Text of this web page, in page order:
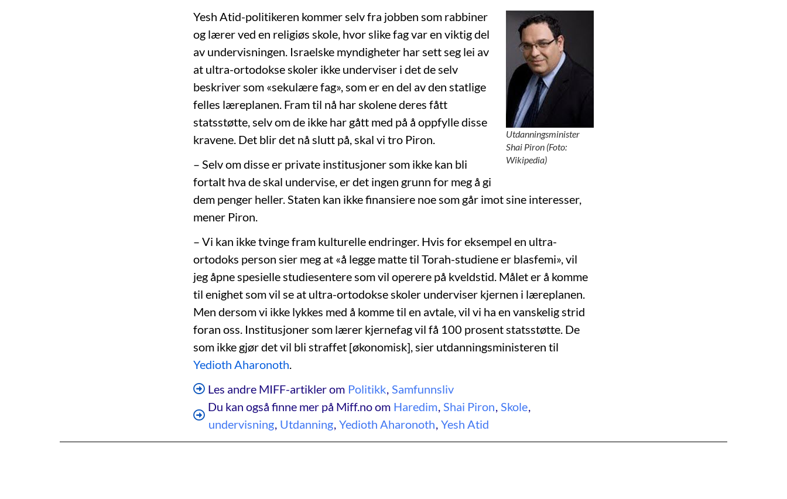
Utdanningsminister
Shai Piron (Foto:
Wikipedia)
Yesh Atid-politikeren kommer selv fra jobben som rabbiner
og lærer ved en religiøs skole, hvor slike fag var en viktig del
av undervisningen. Israelske myndigheter har sett seg lei av
at ultra-ortodokse skoler ikke underviser i det de selv
beskriver som «sekulære fag», som er en del av den statlige
felles læreplanen. Fram til nå har skolene deres fått
statsstøtte, selv om de ikke har gått med på å oppfylle disse
kravene. Det blir det nå slutt på, skal vi tro Piron.
– Selv om disse er private institusjoner som ikke kan bli
fortalt hva de skal undervise, er det ingen grunn for meg å gi
dem penger heller. Staten kan ikke finansiere noe som går imot sine interesser,
mener Piron.
– Vi kan ikke tvinge fram kulturelle endringer. Hvis for eksempel en ultra-
ortodoks person sier meg at «å legge matte til Torah-studiene er blasfemi», vil
jeg åpne spesielle studiesentere som vil operere på kveldstid. Målet er å komme
til enighet som vil se at ultra-ortodokse skoler underviser kjernen i læreplanen.
Men dersom vi ikke lykkes med å komme til en avtale, vil vi ha en vanskelig strid
foran oss. Institusjoner som lærer kjernefag vil få 100 prosent statsstøtte. De
som ikke gjør det vil bli straffet [økonomisk], sier utdanningsministeren til
Yedioth Aharonoth.
Les andre MIFF-artikler om Politikk, Samfunnsliv
Du kan også finne mer på Miff.no om Haredim, Shai Piron, Skole,
undervisning, Utdanning, Yedioth Aharonoth, Yesh Atid